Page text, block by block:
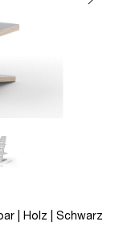
| Holz | Schwarz